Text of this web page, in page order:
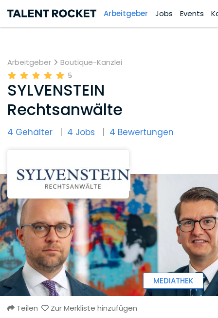
Arbeitgeber Jobs Events
Arbeitgeber Boutique-Kanzlei
5
SYLVENSTEIN
Rechtsanwälte
4 Gehälter 4 Jobs 4 Bewertungen
Teilen Zur Merkliste hinzufügen
MEDIATHEK